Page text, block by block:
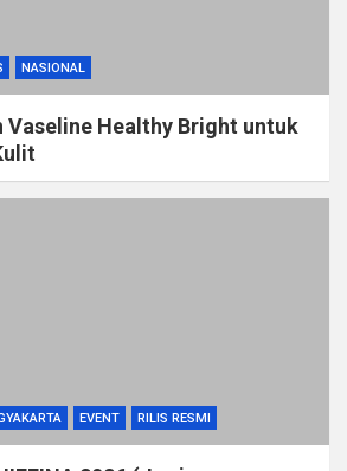
NASIONAL
Vaseline Healthy Bright untuk
EVENT RILIS RESMI